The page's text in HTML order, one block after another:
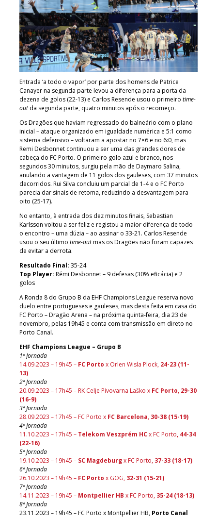
Entrada ‘a todo o vapor’ por parte dos homens de Patrice
Canayer na segunda parte levou a diferença para a porta da
dezena de golos (22-13) e Carlos Resende usou o primeiro time-
outda segunda parte, quatro minutos após o recomeço.
Os Dragões que haviam regressado do balneário com o plano
inicial – ataque organizado em igualdade numérica e 5:1 como
sistema defensivo – voltaram a apostar no 7×6 e no 6:0, mas
Remi Desbonnet continuou a ser uma das grandes dores de
cabeça do FC Porto. O primeiro golo azul e branco, nos
segundos 30 minutos, surgiu pela mão de Daymaro Salina,
anulando a vantagem de 11 golos dos gauleses, com 37 minutos
decorridos. Rui Silva concluiu um parcial de 1-4 e o FC Porto
parecia dar sinais de retoma, reduzindo a desvantagem para
oito (25-17).
No entanto, à entrada dos dez minutos finais, Sebastian
Karlsson voltou a ser feliz e registou a maior diferença de todo
o encontro – uma dúzia – ao assinar o 33-21. Carlos Resende
usou o seu último time-outmas os Dragões não foram capazes
de evitar a derrota.
Resultado Final: 35-24
Top Player: Rémi Desbonnet – 9 defesas (30% eficácia) e 2
golos
A Ronda 8 do Grupo B da EHF Champions League reserva novo
duelo entre portugueses e gauleses, mas desta feita em casa do
FC Porto – Dragão Arena – na próxima quinta-feira, dia 23 de
novembro, pelas 19h45 e conta com transmissão em direto no
Porto Canal.
EHF Champions League – Grupo B
1ª Jornada
14.09.2023 – 19h45 – FC Porto x Orlen Wisla Plock, 24-23 (11-
13)
2ª Jornada
20.09.2023 – 17h45 – RK Celje Pivovarna Laško x FC Porto, 29-30
(16-9)
3ª Jornada
28.09.2023 – 17h45 – FC Porto x FC Barcelona, 30-38 (15-19)
4ª Jornada
11.10.2023 – 17h45 – Telekom Veszprém HCx FC Porto, 44-34
(22-16)
5ª Jornada
19.10.2023 – 19h45 – SC Magdeburgx FC Porto, 37-33 (18-17)
6ª Jornada
26.10.2023 – 19h45 – FC Porto x GOG, 32-31 (15-21)
7ª Jornada
14.11.2023 – 19h45 – Montpellier HB x FC Porto, 35-24 (18-13)
8ª Jornada
23.11.2023 – 19h45 – FC Porto x Montpellier HB, Porto Canal